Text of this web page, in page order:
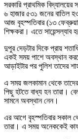
সরকারি প্রাথমিক বিদ্যালয়ের
৬ হাজার ৫৩১ জনের বাতিল
আজ বৃহস্পতিবার (১৩
শিক্ষকরা। এতে সায়েন্সল্যাব
দুপুর দেড়টার দিকে প্রায়
একই সময় পাশে অবস্থান
আড়াইটার পর পুলিশ তাদের
এ সময় জলকামান থেকে
পিছু হটতে বাধ্য হন তারা।
সামনে অবস্থান নেন।
এর আগে বৃহস্পতিবার সকাল
তারা। এ সময় অনেককেই